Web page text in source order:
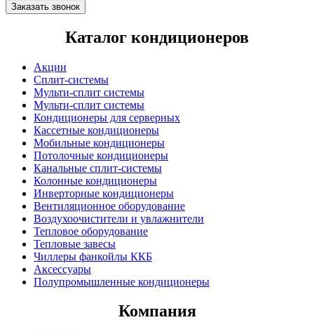
Заказать звонок
Каталог кондиционеров
Акции
Сплит-системы
Мульти-сплит системы
Мульти-сплит системы
Кондиционеры для серверных
Кассетные кондиционеры
Мобильные кондиционеры
Потолочные кондиционеры
Канальные сплит-системы
Колонные кондиционеры
Инверторные кондиционеры
Вентиляционное оборудование
Воздухоочистители и увлажнители
Тепловое оборудование
Тепловые завесы
Чиллеры фанкойлы ККБ
Аксессуары
Полупромышленные кондиционеры
Компания